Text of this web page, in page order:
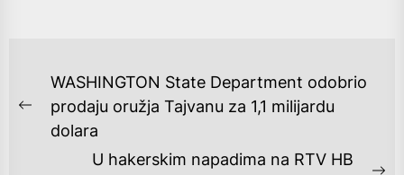
NAVIGACIJA
OBJAVA
Previous
post:
WASHINGTON State Department odobrio
prodaju oružja Tajvanu za 1,1 milijardu
dolara
U hakerskim napadima na RTV HB